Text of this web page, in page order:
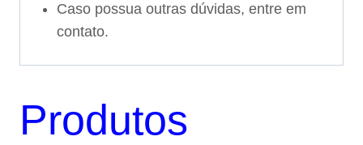
Caso possua outras dúvidas, entre em
contato.
Produtos